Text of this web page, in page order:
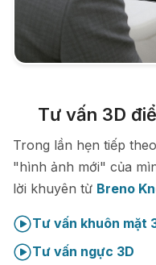
Tư vấn 3D
Trong lần hẹn tiếp
"hình ảnh mới" của
lời khuyên từ Breno
Tư vấn khuôn mặt
Tư vấn ngực 3D